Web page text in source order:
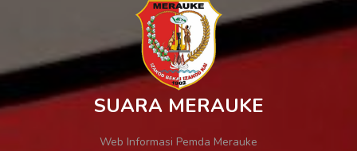
SUARA MERAUKE
Web Informasi Pemda Merauke